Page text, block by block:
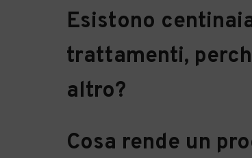
Esistono
trattamenti,
altro?
Cosa rende un